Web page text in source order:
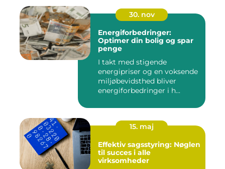
30. nov
Energiforbedringer:
Optimer din bolig og spar
penge
I takt med stigende
energipriser og en voksende
miljøbevidsthed bliver
energiforbedringer i h...
15. maj
Effektiv sagsstyring: Nøglen
til succes i alle
virksomheder